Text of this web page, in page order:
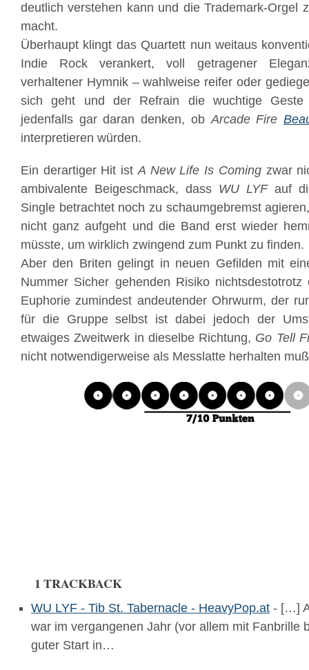
deutlich verstehen kann und die Trademark-Orgel
macht.
Überhaupt klingt das Quartett nun weitaus
Indie Rock verankert, voll getragener
verhaltener Hymnik – wahlweise reifer oder
sich geht und der Refrain die wuchtige Geste
jedenfalls gar daran denken, obArcade Fire
interpretieren würden.
Ein derartiger Hit istA New Life Is Comingzwar
ambivalente Beigeschmack, dass WU LYFauf
Single betrachtet noch zu schaumgebremst
nicht ganz aufgeht und die Band erst wieder
müsste, um wirklich zwingend zum Punkt zu finden.
Aber den Briten gelingt in neuen Gefilden mit
Nummer Sicher gehenden Risiko
Euphorie zumindest andeutender Ohrwurm, der
für die Gruppe selbst ist dabei jedoch der
etwaiges Zweitwerk in dieselbe Richtung, Go Tell
nicht notwendigerweise als Messlatte herhalten
1 TRACKBACK
WU LYF - Tib St. Tabernacle - HeavyPop.at - […]
war im vergangenen Jahr (vor allem mit Fanbrille
guter Start in…